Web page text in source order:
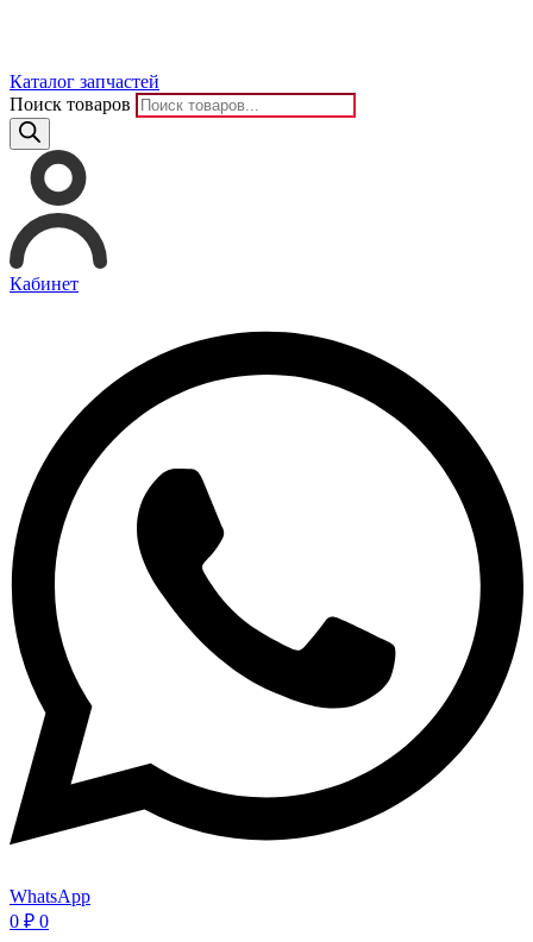
Каталог запчастей
Поиск товаров
Кабинет
WhatsApp
0 ₽ 0